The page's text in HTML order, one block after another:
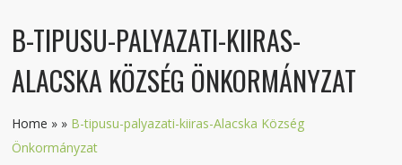
B-TIPUSU-PALYAZATI-KIIRAS-
ALACSKA KÖZSÉG ÖNKORMÁNYZAT
Home » » B-tipusu-palyazati-kiiras-Alacska Község
Önkormányzat